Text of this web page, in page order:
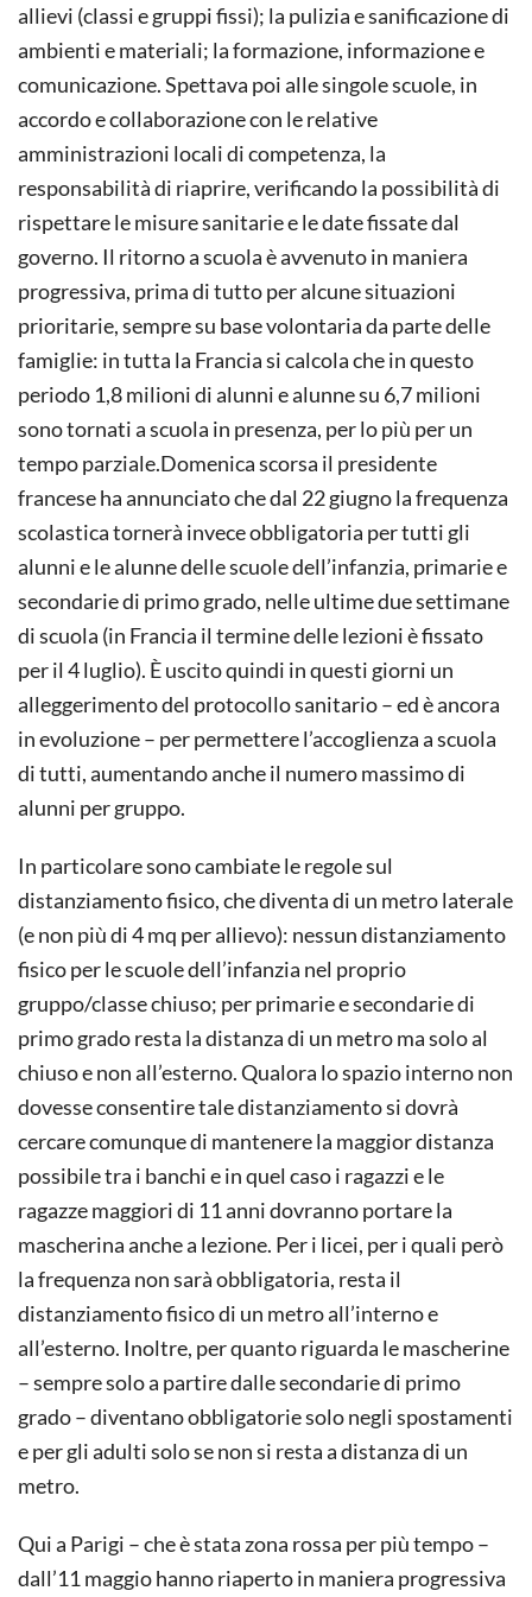
allievi (classi e gruppi fissi); la pulizia e sanificazione di
ambienti e materiali; la formazione, informazione e
comunicazione. Spettava poi alle singole scuole, in
accordo e collaborazione con le relative
amministrazioni locali di competenza, la
responsabilità di riaprire, verificando la possibilità di
rispettare le misure sanitarie e le date fissate dal
governo. Il ritorno a scuola è avvenuto in maniera
progressiva, prima di tutto per alcune situazioni
prioritarie, sempre su base volontaria da parte delle
famiglie: in tutta la Francia si calcola che in questo
periodo 1,8 milioni di alunni e alunne su 6,7 milioni
sono tornati a scuola in presenza, per lo più per un
tempo parziale.Domenica scorsa il presidente
francese ha annunciato che dal 22 giugno la frequenza
scolastica tornerà invece obbligatoria per tutti gli
alunni e le alunne delle scuole dell’infanzia, primarie e
secondarie di primo grado, nelle ultime due settimane
di scuola (in Francia il termine delle lezioni è fissato
per il 4 luglio). È uscito quindi in questi giorni un
alleggerimento del protocollo sanitario – ed è ancora
in evoluzione – per permettere l’accoglienza a scuola
di tutti, aumentando anche il numero massimo di
alunni per gruppo.
In particolare sono cambiate le regole sul
distanziamento fisico, che diventa di un metro laterale
(e non più di 4 mq per allievo): nessun distanziamento
fisico per le scuole dell’infanzia nel proprio
gruppo/classe chiuso; per primarie e secondarie di
primo grado resta la distanza di un metro ma solo al
chiuso e non all’esterno. Qualora lo spazio interno non
dovesse consentire tale distanziamento si dovrà
cercare comunque di mantenere la maggior distanza
possibile tra i banchi e in quel caso i ragazzi e le
ragazze maggiori di 11 anni dovranno portare la
mascherina anche a lezione. Per i licei, per i quali però
la frequenza non sarà obbligatoria, resta il
distanziamento fisico di un metro all’interno e
all’esterno. Inoltre, per quanto riguarda le mascherine
– sempre solo a partire dalle secondarie di primo
grado – diventano obbligatorie solo negli spostamenti
e per gli adulti solo se non si resta a distanza di un
metro.
Qui a Parigi – che è stata zona rossa per più tempo –
dall’11 maggio hanno riaperto in maniera progressiva